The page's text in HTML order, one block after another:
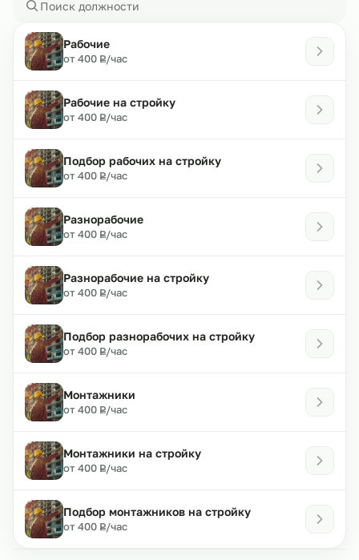
Рабочие
от 400 ₽
Р/час
Рабочие на стройку
от 400 ₽
Р/час
Подбор рабочих на стройку
от 400 ₽
Р/час
Разнорабочие
от 400 ₽
Р/час
Разнорабочие на стройку
от 400 ₽
Р/час
Подбор разнорабочих на стройку
от 400 ₽
Р/час
Монтажники
от 400 ₽
Р/час
Монтажники на стройку
от 400 ₽
Р/час
Подбор монтажников на стройку
от 400 ₽
Р/час